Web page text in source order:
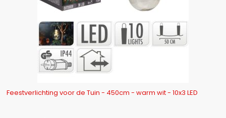
-20%
Feestverlichting voor de Tuin - 450cm - warm wit - 10x3 LED